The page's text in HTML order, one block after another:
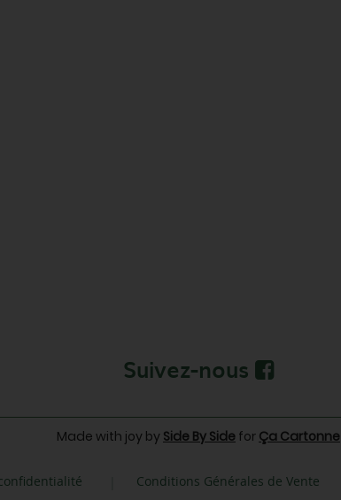
Suivez-nous
Made with joy by Side By Sidefor Ça Cartonne
Conditions Générales de Vente